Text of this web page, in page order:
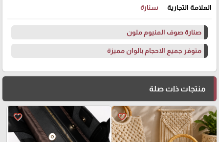
العلامة التجارية سنارة
صنارة صوف المنيوم ملون
متوفر جميع الاحجام بالوان مميزة
منتجات ذات صلة
favorite_border
favorite_border